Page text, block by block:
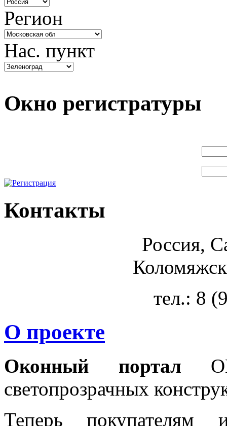
Регион
Нас. пункт
Окно регистратуры
Контакты
Россия,
тел.: 8
О проекте
Оконный портал
светопрозрачных
Теперь покупателям